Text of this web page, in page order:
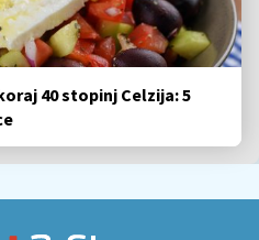
40 stopinj Celzija: 5